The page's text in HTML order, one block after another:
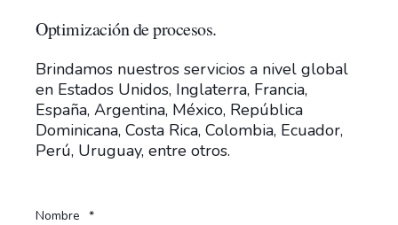
Optimización de procesos.
Brindamos nuestros servicios a nivel global
en Estados Unidos, Inglaterra, Francia,
España, Argentina, México, República
Dominicana, Costa Rica, Colombia, Ecuador,
Perú, Uruguay, entre otros.
Nombre *